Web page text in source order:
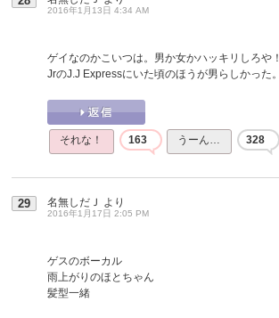
2016年1月13日 4:34 AM
ゲイなのかこいつは。男か女かハッキリしろや！
JrのJ.J Expressにいた頃のほうが男らしかった。
それな！ 163 うーん… 328
29 名無しだＪ より
2016年1月17日 2:05 PM
ゲスのボーカル
雨上がりのほとちゃん
髪型一緒